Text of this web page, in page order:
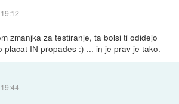
zmanjka za testiranje, ta bolsi ti odidejo
placat IN propades :) ... in je prav je tako.